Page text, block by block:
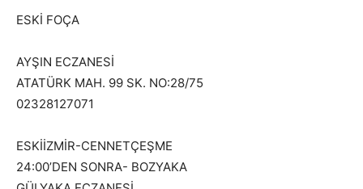
ESKİ FOÇA
AYŞIN ECZANESİ
ATATÜRK MAH. 99 SK. NO:28/75
02328127071
ESKİİZMİR-CENNETÇEŞME
24:00’DEN SONRA- BOZYAKA